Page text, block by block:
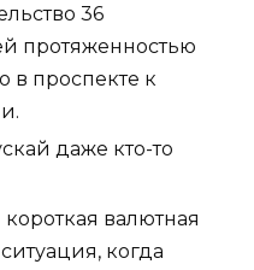
36
протяженностью
в проспекте к
даже кто-то
валютная
когда